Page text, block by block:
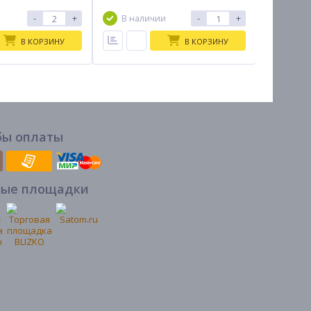
- +
В КОРЗИНУ
В наличии - +
В КОРЗИНУ
оплаты
площадки